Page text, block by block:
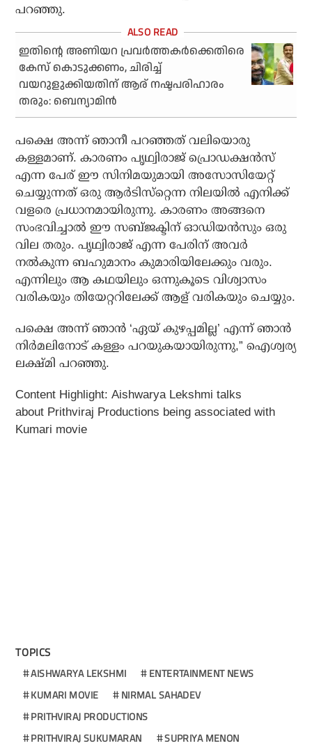
പറഞ്ഞു.
ഇതിന്റെ അണിയറ പ്രവര്‍ത്തകര്‍ക്കെതിരെ
കേസ് കൊടുക്കണം, ചിരിച്ച്
വയറുളുക്കിയതിന് ആര് നഷ്ടപരിഹാരം
തരും: ബെന്യാമിന്‍
പക്ഷെ അന്ന് ഞാനീ പറഞ്ഞത് വലിയൊരു
കള്ളമാണ്. കാരണം പൃഥ്വിരാജ് പ്രൊഡക്ഷന്‍സ്
എന്ന പേര് ഈ സിനിമയുമായി അസോസിയേറ്റ്
ചെയ്യുന്നത് ഒരു ആര്‍ടിസ്‌റ്റെന്ന നിലയില്‍ എനിക്ക്
വളരെ പ്രധാനമായിരുന്നു. കാരണം അങ്ങനെ
സംഭവിച്ചാല്‍ ഈ സബ്ജക്ടിന് ഓഡിയന്‍സും ഒരു
വില തരും. പൃഥ്വിരാജ് എന്ന പേരിന് അവര്‍
നല്‍കുന്ന ബഹുമാനം കുമാരിയിലേക്കും വരും.
എന്നിലും ആ കഥയിലും ഒന്നുകൂടെ വിശ്വാസം
വരികയും തിയേറ്ററിലേക്ക് ആള് വരികയും ചെയ്യും.
പക്ഷെ അന്ന് ഞാന്‍ ‘ഏയ് കുഴപ്പമില്ല’ എന്ന് ഞാന്‍
നിര്‍മലിനോട് കള്ളം പറയുകയായിരുന്നു,” ഐശ്വര്യ
ലക്ഷ്മി പറഞ്ഞു.
Content Highlight: Aishwarya Lekshmi talks
about Prithviraj Productions being associated with
Kumari movie
TOPICS
AISHWARYA LEKSHMI
ENTERTAINMENT NEWS
KUMARI MOVIE
NIRMAL SAHADEV
PRITHVIRAJ PRODUCTIONS
PRITHVIRAJ SUKUMARAN
SUPRIYA MENON